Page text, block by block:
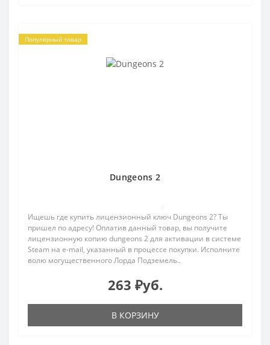
Популярный товар
Dungeons 2
Ищешь где купить лицензионный ключ Dungeons 2? Ты
пришел по адресу! Оплатив данный товар, вы получите
лицензионную копию dungeons 2 для активации в системе
Steam на e-mail, указанный в процессе покупки. Исполните
волю могущественного Лорда Подземель..
263 ₽уб.
В КОРЗИНУ